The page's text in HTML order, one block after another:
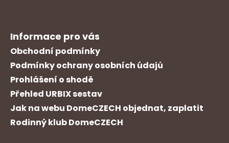
Informace pro vás
Obchodní podmínky
Podmínky ochrany osobních údajů
Prohlášení o shodě
Přehled URBIX sestav
Jak na webu DomeCZECH objednat, zaplatit
Rodinný klub DomeCZECH